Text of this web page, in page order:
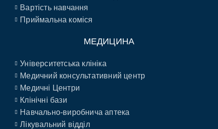
Вартість навчання
Приймальна коміся
МЕДИЦИНА
Університетська клініка
Медичний консультативний центр
Медичні Центри
Клінічні бази
Навчально-виробнича аптека
Лікувальний відділ